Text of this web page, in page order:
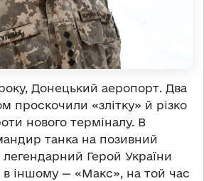
Донецький аеропорт. Два
проскочили «злітку» й різко
нового терміналу. В
танка на позивний
Герой України
в іншому — «Макс», на той час